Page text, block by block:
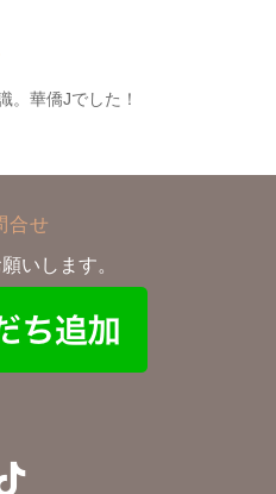
。華僑Jでした！
合せ
いします。